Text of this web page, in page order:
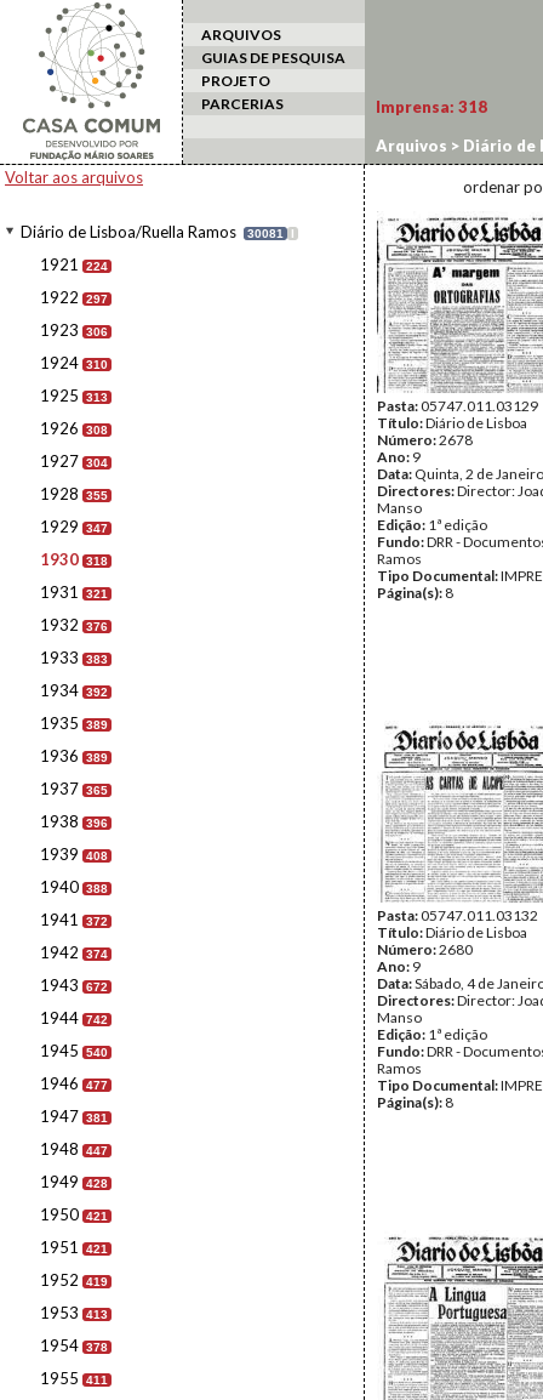
ARQUIVOS
GUIAS DE PESQUISA
PROJETO
PARCERIAS
Voltar aos arquivos
Diário de Lisboa/Ruella Ramos 30081 I
1921 224
1922 297
1923 306
1924 310
1925 313
1926 308
1927 304
1928 355
1929 347
1930 318
1931 321
1932 376
1933 383
1934 392
1935 389
1936 389
1937 365
1938 396
1939 408
1940 388
1941 372
1942 374
1943 672
1944 742
1945 540
1946 477
1947 381
1948 447
1949 428
1950 421
1951 421
1952 419
1953 413
1954 378
1955 411
Imprensa: 318
Arquivos > Diário de
ordenar
Pasta:05747.011.03129
Título:Diário de Lisboa
Número:2678
Ano: 9
Data: Quinta, 2 de
Directores:Director:
Manso
Edição: 1ª edição
Fundo:DRR -
Ramos
Tipo Documental:
Página(s): 8
Pasta:05747.011.03132
Título:Diário de Lisboa
Número:2680
Ano: 9
Data:Sábado, 4 de
Directores:Director:
Manso
Edição: 1ª edição
Fundo:DRR -
Ramos
Tipo Documental:
Página(s): 8